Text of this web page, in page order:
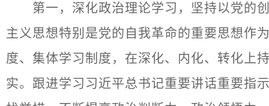
第一，深化政治理论学习，坚持以党的创
主义思想特别是党的自我革命的重要思想作
度、集体学习制度，在深化、内化、转化上
实。跟进学习习近平总书记重要讲话重要指